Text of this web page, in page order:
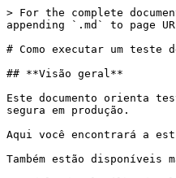
> For the complete documentation index, see [llms.txt](https://docs.digibee.com/documentation/llms.txt). Markdown versions of documentation pages are available by appending `.md` to page URLs; this page is available as [Markdown](https://docs.digibee.com/documentation/resources/pt-br/best-practices/load-test.md).

# Como executar um teste de carga na Digibee

## **Visão geral**

Este documento orienta testes de carga em pipelines na Digibee Integration Platform, avaliando desempenho, tempo de resposta e estabilidade para garantir uma entrada segura em produção.

Aqui você encontrará a estratégia recomendada, as configurações ideais para a carga planejada e boas práticas.

Também estão disponíveis materiais de apoio:

* Modelo de Planilha de Plano de Testes para organizar e documentar o teste de carga.
* Checklist com os principais passos do plano, disponível para consulta sempre que necessário.

## **Contexto**

As orientações aqui registradas são baseadas em um caso real: o teste de um pipeline API REST síncrono que precisava suportar 4.000 usuários simultâneos (*threads*) com tempo de resposta máximo de 4.000 ms. Essa carga ocorreria apenas no quinto dia útil do mês; nos demais dias, o pico seria de 10 *threads*.

## **Considerações importantes**

### **Desativação do autoscaling**

Durante o teste, o [autoscaling](/documentation/developer-guide/pt-br/development-cycle/overview/runtime/autoscaling.md) deve ser desativado, já que o *cold start* afeta as métricas mas não representa o uso real, pois ocorre apenas na primeira requisição.